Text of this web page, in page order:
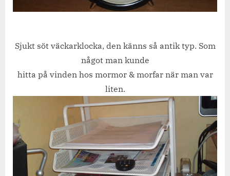
Sjukt söt väckarklocka, den känns så antik typ. Som
något man kunde
hitta på vinden hos mormor & morfar när man var
liten.